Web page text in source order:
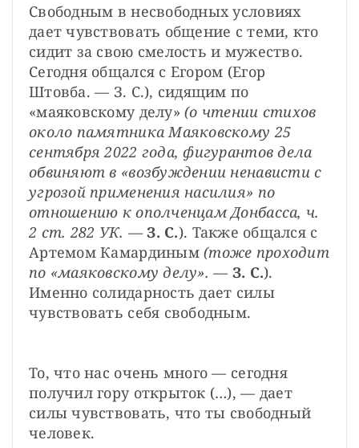
Свободным в несвободных условиях
дает чувствовать общение с теми, кто
сидит за свою смелость и мужество.
Сегодня общался с Егором (Егор
Штовба. — З. С.), сидящим по
«маяковскому делу» (о чтении стихов
около памятника Маяковскому 25
сентября 2022 года, фигурантов дела
обвиняют в «возбуждении ненависти с
угрозой применения насилия» по
отношению к ополченцам Донбасса, ч.
2 ст. 282 УК. — З. С.). Также общался с
Артемом Камардиным (тоже проходит
по «маяковскому делу». — З. С.).
Именно солидарность дает силы
чувствовать себя свободным.
То, что нас очень много — сегодня
получил гору открыток (…), — дает
силы чувствовать, что ты свободный
человек.